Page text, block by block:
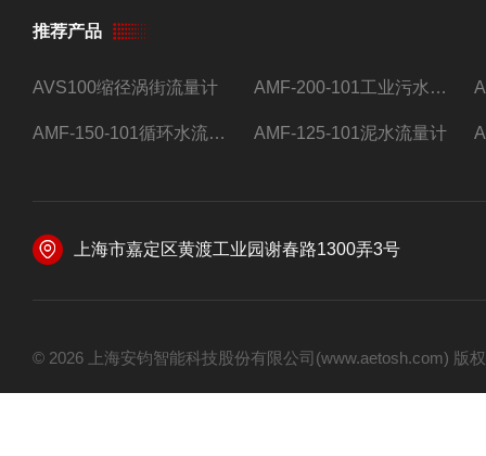
推荐产品
AVS100缩径涡街流量计 AMF-200-101工业污水流量计
AMF-150-101循环水流量计,电磁流量计 AMF-125-101泥水流量计
上海市嘉定区黄渡工业园谢春路1300弄3号
© 2026 上海安钧智能科技股份有限公司(www.aetosh.com)